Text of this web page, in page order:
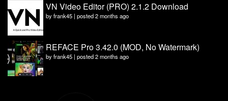
VN Video Editor (PRO) 2.1.2 Download
byfrank45 | posted 2 months ago
REFACE Pro 3.42.0 (MOD, No Watermark)
byfrank45 | posted 2 months ago